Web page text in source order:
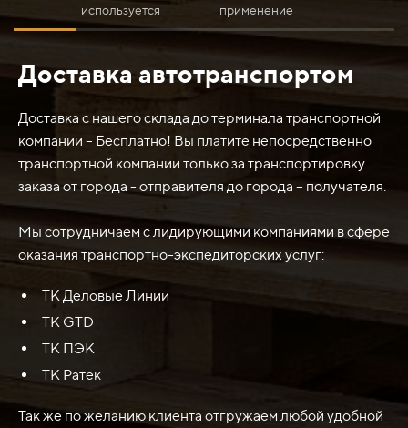
используется применение
Доставка автотранспортом
Доставка с нашего склада до терминала транспортной
компании – Бесплатно! Вы платите непосредственно
транспортной компании только за транспортировку
заказа от города - отправителя до города – получателя.
Мы сотрудничаем с лидирующими компаниями в сфере
оказания транспортно-экспедиторских услуг:
ТК Деловые Линии
ТК GTD
ТК ПЭК
ТК Ратек
Так же по желанию клиента отгружаем любой удобной
Нож ковша 2350х320х20 (Ст.45) John Deere (Джон
Дир) Джон Дир 325 используется для работы с ковшом
экскаватора John Deere 325. Он является расходным
элементом и устанавливается на нижней части ковша,
предназначенной для захвата грунта, камней или
других материалов. Нож ковша служит для усиления
режущей кромки ковша и повышения его
производительности при выполнении земляных работ,
строительных работ или других задач, связанных с